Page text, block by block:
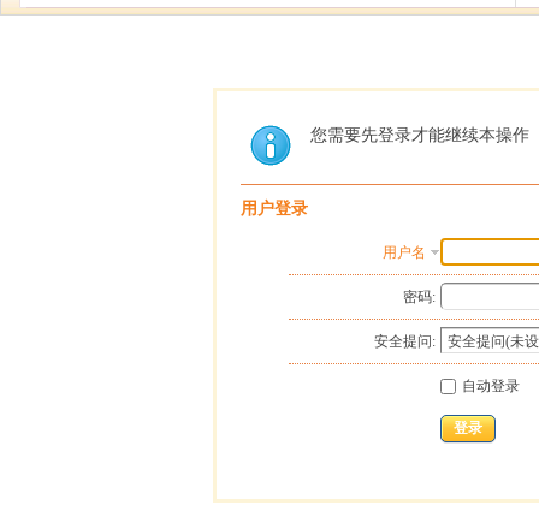
您需要先登录才能继续本操作
用户登录
用户名
密码:
安全提问:
自动登录
登录